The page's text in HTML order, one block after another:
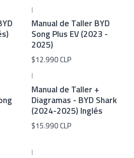
|
Manual de Taller BYD
Song Plus EV (2023 -
2025)
$12.990 CLP
|
Manual de Taller +
Diagramas - BYD Shark
(2024-2025) Inglés
$15.990 CLP
|